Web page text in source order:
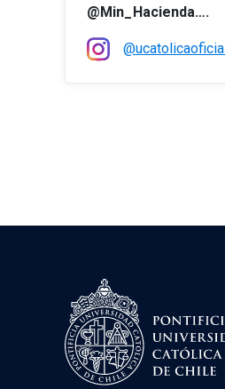
@Min_Hacienda….
@ucatolicaoficial